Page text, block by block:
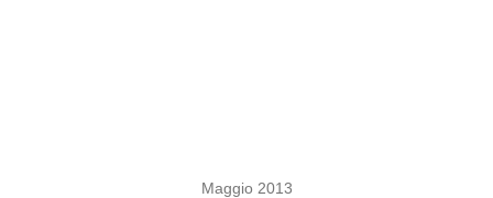
Maggio 2013